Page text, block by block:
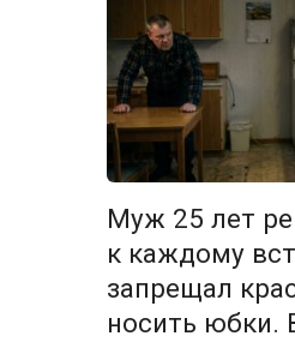
Муж 25 лет
к каждому
запрещал
носить юбки.